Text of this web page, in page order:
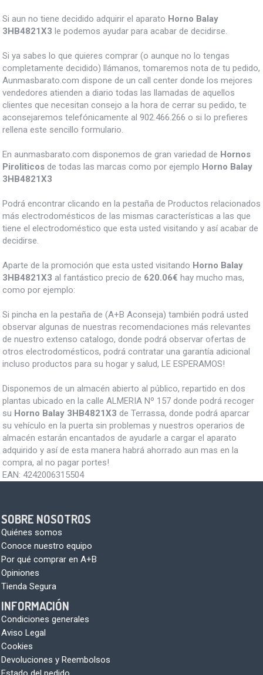
Si aun no tiene decidido adquirir el aparato Horno Balay
3HB4821X3 le podemos ayudar para acabar de decidirse.
Si ya sabes lo que quieres comprar (o aunque no lo tengas
completamente decidido) llámanos, tomaremos nota de tu pedido,
Aunmasbarato.com dispone de un call center donde los mejores
vendedores atienden a diario todas las llamadas de aquellos
clientes que necesitan consejo a la hora de cerrar su pedido, te
aconsejaremos telefónicamente al 902.466.266 o si lo prefieres
rellena este sencillo formulario.
En aunmasbarato.com disponemos de gran variedad de Hornos
Piroliticos de todas las marcas como por ejemplo Horno Balay
3HB4821X3
Podrá encontrar clicando en la pestaña de Productos relacionados
más electrodomésticos de las mismas características a las que
tiene el electrodoméstico que esta usted visitando y así acabar de
decidirse.
Aparte de la promoción que esta usted visitando Horno Balay
3HB4821X3 al fantástico precio de 620.06€ hay mucho mas,
como por ejemplo:
Si pincha en la pestaña de (A+B Aconseja) también podrá usted
observar algunas de nuestras recomendaciones más relevantes
de nuestro extenso catalogo, donde podrá observar ofertas de
otros electrodomésticos, podrá contratar una garantía adicional
incluso productos para su hogar y salud, LE ESPERAMOS!
Disponemos de un almacén abierto al público, repartido en dos
plantas ubicado en la calle ALMERIA Nº 157 donde podrá recoger
su Horno Balay 3HB4821X3 de Terrassa, donde podrá aparcar
su vehículo en la puerta sin problemas y nuestros operarios de
almacén estarán encantados de ayudarle a cargar el aparato
adquirido y así de esta manera habrá ahorrado aun mas en la
compra, al no pagar portes!
EAN: 4242006315504
SOBRE NOSOTROS
Quiénes somos
Conoce nuestro equipo
Por qué comprar en A+B
Opiniones
Tienda Segura
INFORMACIÓN
Condiciones generales
Aviso Legal
Cookies
Devoluciones y Reembolsos